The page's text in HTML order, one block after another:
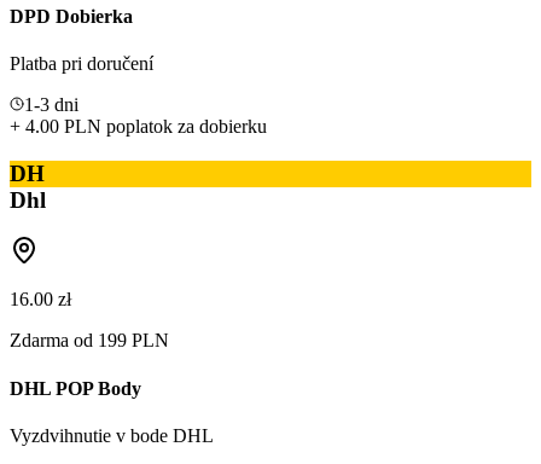
DPD Dobierka
Platba pri doručení
1-3 dni
+ 4.00 PLN poplatok za dobierku
DH
Dhl
16.00 zł
Zdarma od 199 PLN
DHL POP Body
Vyzdvihnutie v bode DHL